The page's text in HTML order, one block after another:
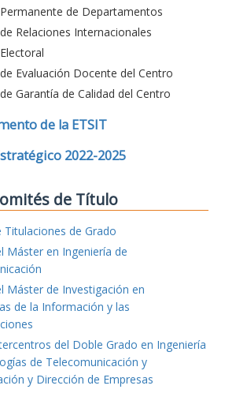
de Departamentos
Relaciones Internacionales
Evaluación Docente del Centro
Garantía de Calidad del Centro
de la ETSIT
2022-2025
de Título
Titulaciones de Grado
Máster en Ingeniería de
Máster de Investigación en
de la Información y las
del Doble Grado en Ingeniería
de Telecomunicación y
y Dirección de Empresas